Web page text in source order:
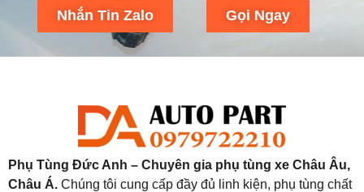
Nhắn Tin Zalo Gọi Ngay
Phụ Tùng Đức Anh – Chuyên gia phụ tùng xe Châu Âu,
Châu Á. Chúng tôi cung cấp đầy đủ linh kiện, phụ tùng chất